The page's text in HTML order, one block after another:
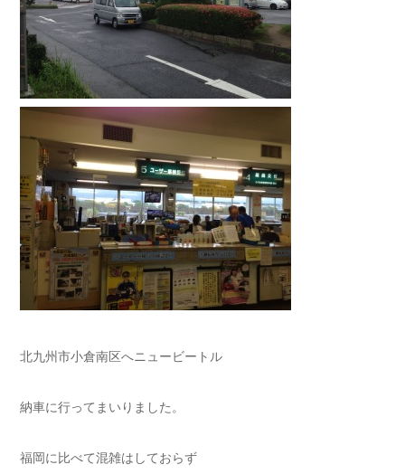
北九州市小倉南区へニュービートル
納車に行ってまいりました。
福岡に比べて混雑はしておらず